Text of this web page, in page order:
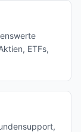
ETFs,